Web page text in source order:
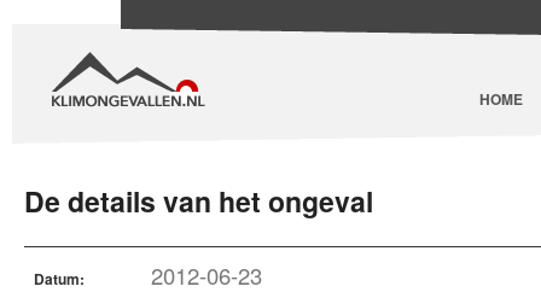
HOME
De details van het ongeval
Datum: 2012-06-23